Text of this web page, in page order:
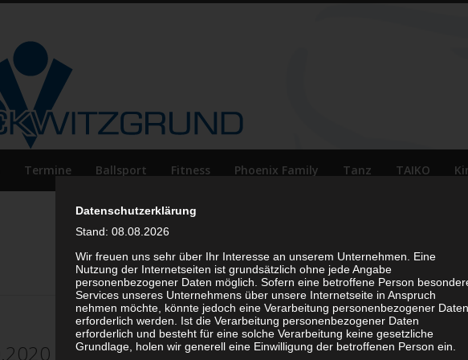
Termine Ballsport Fitness Phoenix Family Tanz TAIKO
FSV Lok Dresden vs. Frauen
Datenschutzerklärung
Stand: 08.08.2026
Wir freuen uns sehr über Ihr Interesse an unserem Unternehmen. Eine
Nutzung der Internetseiten ist grundsätzlich ohne jede Angabe
personenbezogener Daten möglich. Sofern eine betroffene Person
Services unseres Unternehmens über unsere Internetseite in Anspruch
nehmen möchte, könnte jedoch eine Verarbeitung personenbezogener Daten
erforderlich werden. Ist die Verarbeitung personenbezogener Daten
erforderlich und besteht für eine solche Verarbeitung keine gesetzliche
Grundlage, holen wir generell eine Einwilligung der betroffenen Person ein.